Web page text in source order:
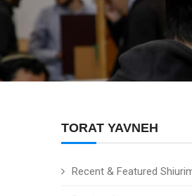
TORAT YAVNEH
Recent & Featured